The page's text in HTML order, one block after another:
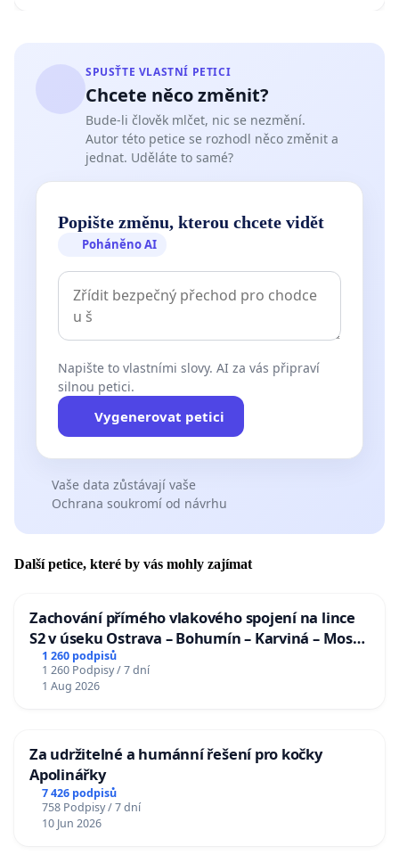
SPUSŤTE VLASTNÍ PETICI
Chcete něco změnit?
Bude-li člověk mlčet, nic se nezmění.
Autor této petice se rozhodl něco změnit a
jednat. Uděláte to samé?
Popište změnu, kterou chcete vidět
Poháněno AI
Napište to vlastními slovy. AI za vás připraví
silnou petici.
Vygenerovat petici
Vaše data zůstávají vaše
Ochrana soukromí od návrhu
Další petice, které by vás mohly zajímat
Zachování přímého vlakového spojení na lince
S2 v úseku Ostrava – Bohumín – Karviná – Mosty
u Jablunkova
1 260 podpisů
1 260 Podpisy / 7 dní
1 Aug 2026
Za udržitelné a humánní řešení pro kočky
Apolinářky
7 426 podpisů
758 Podpisy / 7 dní
10 Jun 2026